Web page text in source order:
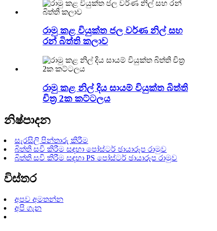
රාමු කළ වියුක්ත ජල වර්ණ නිල් සහ
රන් බිත්ති කලාව
රාමු කළ නිල් දිය සායම් වියුක්ත බිත්ති
චිත්‍ර 2ක කට්ටලය
නිෂ්පාදන
සැරසිලි පින්තාරු කිරීම
බිත්ති සවි කිරීම සඳහා පෝස්ටර් ඡායාරූප රාමුව
බිත්ති සවි කිරීම සඳහා PS පෝස්ටර් ඡායාරූප රාමුව
විස්තර
අපව අමතන්න
අපි ගැන